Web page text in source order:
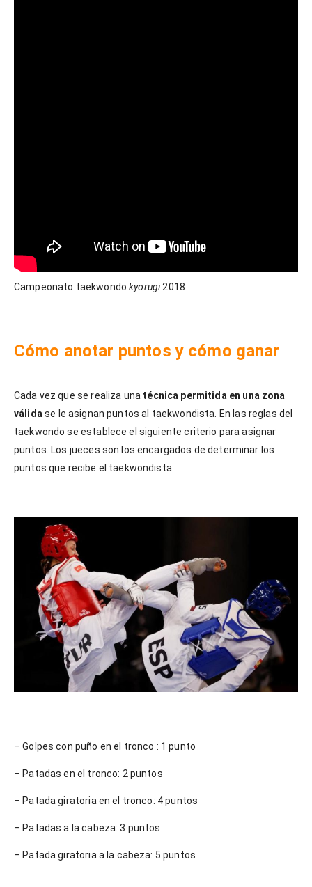
Campeonato taekwondokyorugi2018
Cómo anotar puntos y cómo ganar
Cada vez que se realiza una técnica permitida en una zona
válida se le asignan puntos al taekwondista. En las reglas del
taekwondo se establece el siguiente criterio para asignar
puntos. Los jueces son los encargados de determinar los
puntos que recibe el taekwondista.
– Golpes con puño en el tronco : 1 punto
– Patadas en el tronco: 2 puntos
– Patada giratoria en el tronco: 4 puntos
– Patadas a la cabeza: 3 puntos
– Patada giratoria a la cabeza: 5 puntos